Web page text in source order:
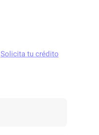
Solicita tu crédito